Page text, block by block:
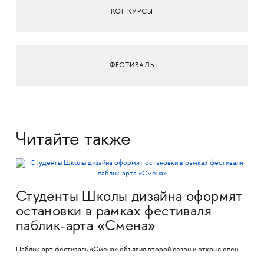
КОНКУРСЫ
ФЕСТИВАЛЬ
Читайте также
Студенты Школы дизайна оформят
остановки в рамках фестиваля
паблик-арта «Смена»
Паблик-арт фестиваль «Смена» объявил второй сезон и открыл опен-